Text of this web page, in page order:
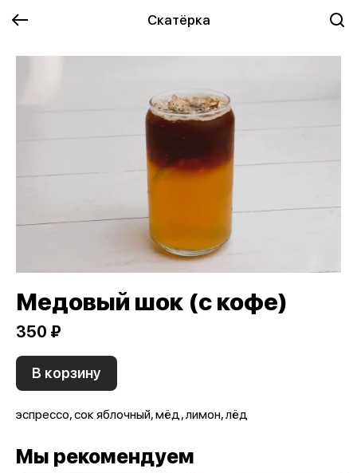
Скатёрка
Медовый шок (с кофе)
350 ₽
В корзину
эспрессо, сок яблочный, мёд, лимон, лёд
Мы рекомендуем